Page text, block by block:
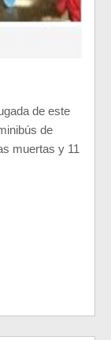
de este
de
muertas y 11